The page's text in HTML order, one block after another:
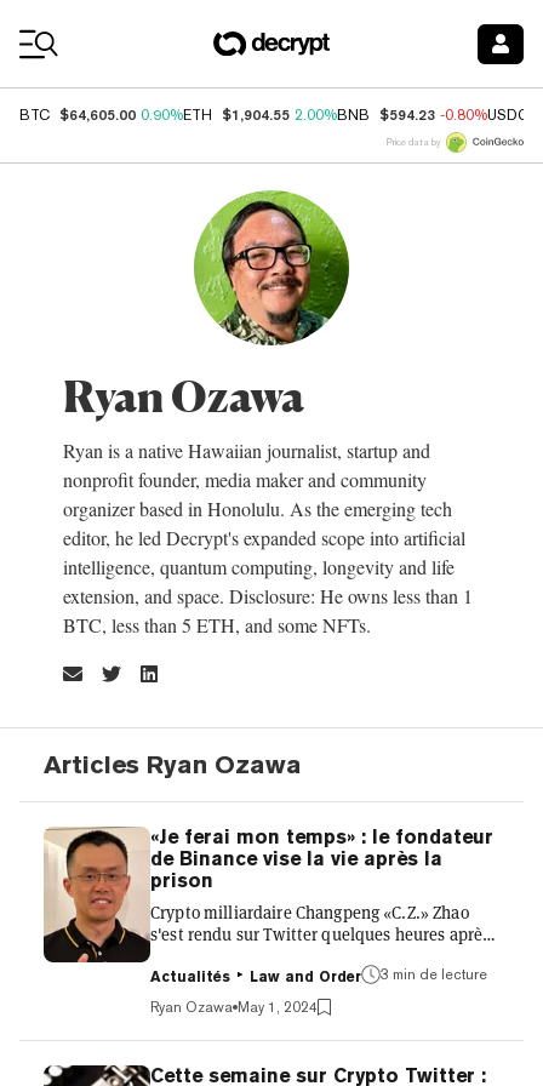
BTC $64,605.00 0.90%ETH $1,904.55 2.00%BNB $594.23 -0.80%USDC
Price data by
Ryan Ozawa
Ryan is a native Hawaiian journalist, startup and
nonprofit founder, media maker and community
organizer based in Honolulu. As the emerging tech
editor, he led Decrypt's expanded scope into artificial
intelligence, quantum computing, longevity and life
extension, and space. Disclosure: He owns less than 1
BTC, less than 5 ETH, and some NFTs.
Articles Ryan Ozawa
«Je ferai mon temps» : le fondateur
de Binance vise la vie après la
prison
Crypto milliardaire Changpeng «C.Z.» Zhao
s'est rendu sur Twitter quelques heures après
dans une salle d'audience de Seattle pour
remercier ses partisans et souligner un «côté
positif» du processus judiciaire de plusieurs
mois. «Je purgerai ma peine, conclurai cette
phase et me concentrerai sur le prochain
Actualités Law and Order
3 min de lecture
Ryan Ozawa May 1, 2024
Cette semaine sur Crypto Twitter :